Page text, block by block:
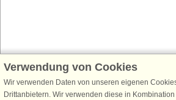
Schließen Sie sich 100.000 Ferienhaus-
Erhalten Sie einenWillkommensgutschein von
Verwendung von Cookies
Wir verwenden Daten von unseren eigenen
Drittanbietern. Wir verwenden diese in